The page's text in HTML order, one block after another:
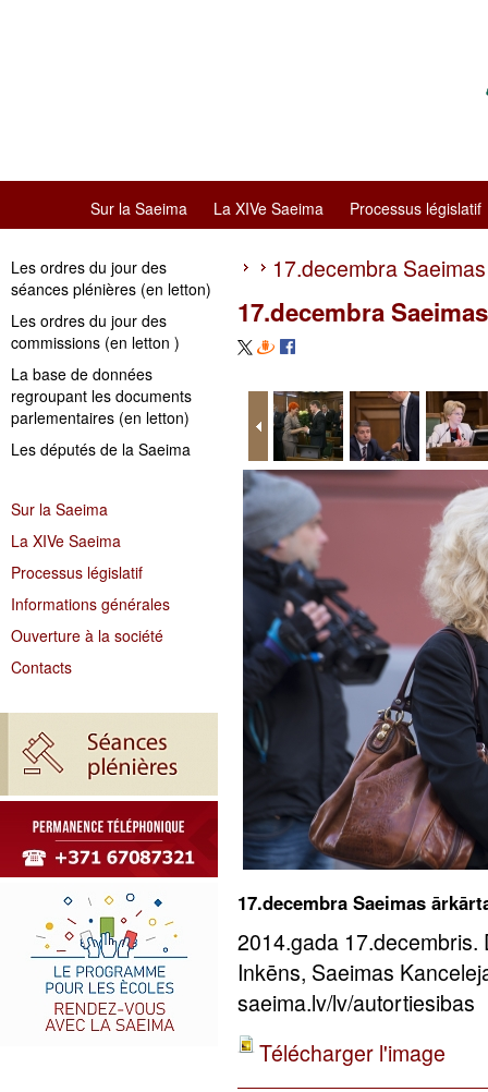
Sur la Saeima La XIVe Saeima Processus législatif
Les ordres du jour des
séances plénières (en letton)
Les ordres du jour des
commissions (en letton )
La base de données
regroupant les documents
parlementaires (en letton)
Les députés de la Saeima
Sur la Saeima
La XIVe Saeima
Processus législatif
Informations générales
Ouverture à la société
Contacts
17.decembra
17.decembra
17.decembra Saeimas
2014.gada
Inkēns, Saeimas
saeima.lv/lv/autortiesibas
Télécharger l'image